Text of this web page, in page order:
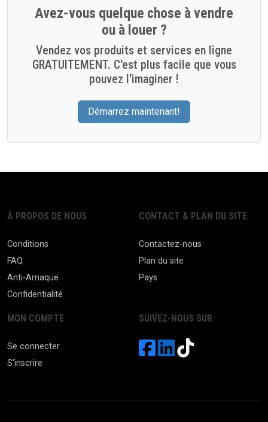
Avez-vous quelque chose à vendre
ou à louer ?
Vendez vos produits et services en ligne
GRATUITEMENT. C'est plus facile que vous
pouvez l'imaginer !
Démarrez maintenant!
À PROPOS DE NOUS
Conditions
FAQ
Anti-Arnaque
Confidentialité
CONTACT & PLAN DU SITE
Contactez-nous
Plan du site
Pays
MON COMPTE
Se connecter
S'inscrire
SUIVEZ-NOUS SUR